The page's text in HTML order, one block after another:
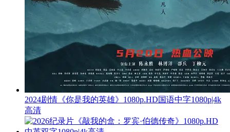
2024剧情《你是我的英雄》1080p.HD国语中字1080p|4k
高清